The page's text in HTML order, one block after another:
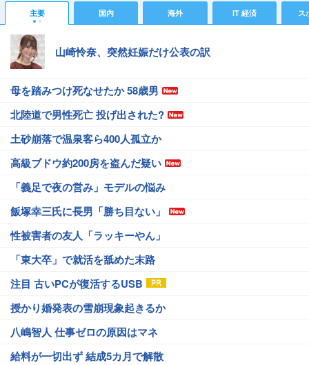
主要 国内 海外 IT 経済 ス
山崎怜奈、突然妊娠だけ公表の訳
母を踏みつけ死なせたか 58歳男
北陸道で男性死亡 投げ出された?
土砂崩落で温泉客ら400人孤立か
高級ブドウ約200房を盗んだ疑い
「義足で夜の営み」モデルの悩み
飯塚幸三氏に長男「勝ち目ない」
性被害者の友人「ラッキーやん」
「東大卒」で就活を舐めた末路
注目 古いPCが復活するUSB
授かり婚発表の雪崩現象起きるか
八嶋智人 仕事ゼロの原因はマネ
給料が一切出ず 結成5カ月で解散